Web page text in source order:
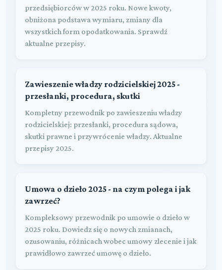
przedsiębiorców w 2025 roku. Nowe kwoty,
obniżona podstawa wymiaru, zmiany dla
wszystkich form opodatkowania. Sprawdź
aktualne przepisy.
Zawieszenie władzy rodzicielskiej 2025 -
przesłanki, procedura, skutki
Kompletny przewodnik po zawieszeniu władzy
rodzicielskiej: przesłanki, procedura sądowa,
skutki prawne i przywrócenie władzy. Aktualne
przepisy 2025.
Umowa o dzieło 2025 - na czym polega i jak
zawrzeć?
Kompleksowy przewodnik po umowie o dzieło w
2025 roku. Dowiedz się o nowych zmianach,
ozusowaniu, różnicach wobec umowy zlecenie i jak
prawidłowo zawrzeć umowę o dzieło.